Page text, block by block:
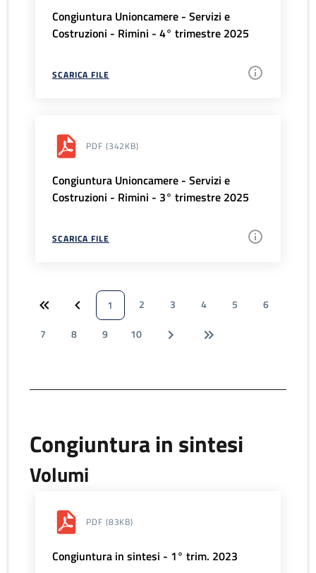
Congiuntura Unioncamere - Servizi e
Costruzioni - Rimini - 4° trimestre 2025
SCARICA FILE
PDF (342KB)
Congiuntura Unioncamere - Servizi e
Costruzioni - Rimini - 3° trimestre 2025
SCARICA FILE
1 2 3 4 5
6
7
8 9 10
Congiuntura in sintesi
Volumi
PDF (83KB)
Congiuntura in sintesi - 1° trim. 2023